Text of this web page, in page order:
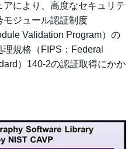
により、高度なセキュリテ
モジュール認証制度
Validation Program）の
規格（FIPS：Federal
）140-2の認証取得にかか